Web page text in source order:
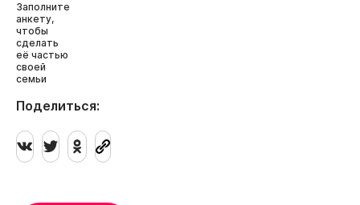
Заполните
анкету,
чтобы
сделать
её частью
своей
семьи
Поделиться: